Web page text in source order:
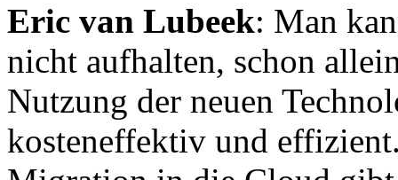
Eric van Lubeek: Man
nicht aufhalten, schon
Nutzung der neuen
kosteneffektiv und